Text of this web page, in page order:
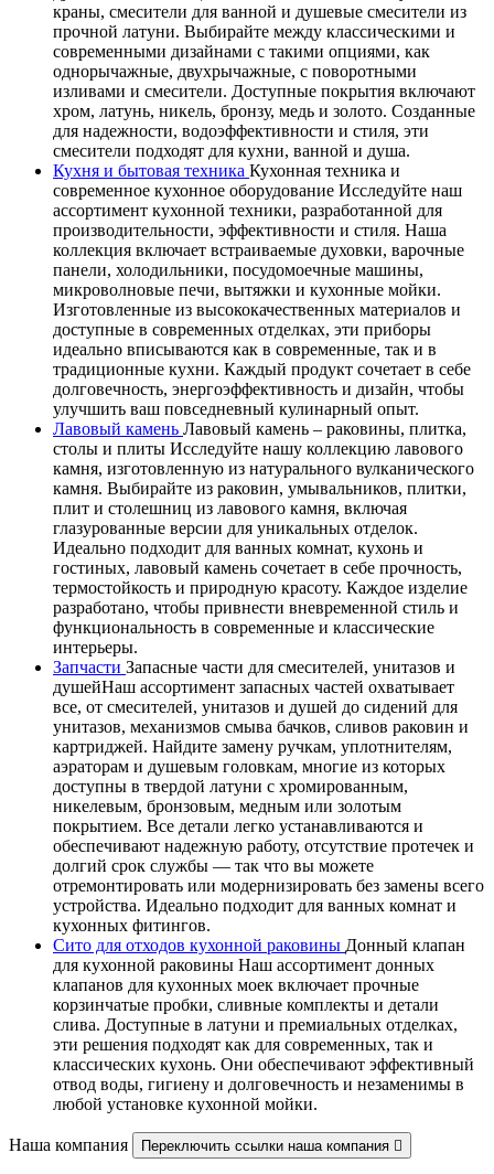
краны, смесители для ванной и душевые смесители из
прочной латуни. Выбирайте между классическими и
современными дизайнами с такими опциями, как
однорычажные, двухрычажные, с поворотными
изливами и смесители. Доступные покрытия включают
хром, латунь, никель, бронзу, медь и золото. Созданные
для надежности, водоэффективности и стиля, эти
смесители подходят для кухни, ванной и душа.
Кухня и бытовая техника Кухонная техника и
современное кухонное оборудование Исследуйте наш
ассортимент кухонной техники, разработанной для
производительности, эффективности и стиля. Наша
коллекция включает встраиваемые духовки, варочные
панели, холодильники, посудомоечные машины,
микроволновые печи, вытяжки и кухонные мойки.
Изготовленные из высококачественных материалов и
доступные в современных отделках, эти приборы
идеально вписываются как в современные, так и в
традиционные кухни. Каждый продукт сочетает в себе
долговечность, энергоэффективность и дизайн, чтобы
улучшить ваш повседневный кулинарный опыт.
Лавовый камень Лавовый камень – раковины, плитка,
столы и плиты Исследуйте нашу коллекцию лавового
камня, изготовленную из натурального вулканического
камня. Выбирайте из раковин, умывальников, плитки,
плит и столешниц из лавового камня, включая
глазурованные версии для уникальных отделок.
Идеально подходит для ванных комнат, кухонь и
гостиных, лавовый камень сочетает в себе прочность,
термостойкость и природную красоту. Каждое изделие
разработано, чтобы привнести вневременной стиль и
функциональность в современные и классические
интерьеры.
Запчасти Запасные части для смесителей, унитазов и
душейНаш ассортимент запасных частей охватывает
все, от смесителей, унитазов и душей до сидений для
унитазов, механизмов смыва бачков, сливов раковин и
картриджей. Найдите замену ручкам, уплотнителям,
аэраторам и душевым головкам, многие из которых
доступны в твердой латуни с хромированным,
никелевым, бронзовым, медным или золотым
покрытием. Все детали легко устанавливаются и
обеспечивают надежную работу, отсутствие протечек и
долгий срок службы — так что вы можете
отремонтировать или модернизировать без замены всего
устройства. Идеально подходит для ванных комнат и
кухонных фитингов.
Сито для отходов кухонной раковины Донный клапан
для кухонной раковины Наш ассортимент донных
клапанов для кухонных моек включает прочные
корзинчатые пробки, сливные комплекты и детали
слива. Доступные в латуни и премиальных отделках,
эти решения подходят как для современных, так и
классических кухонь. Они обеспечивают эффективный
отвод воды, гигиену и долговечность и незаменимы в
любой установке кухонной мойки.
Наша компания Переключить ссылки наша компания 